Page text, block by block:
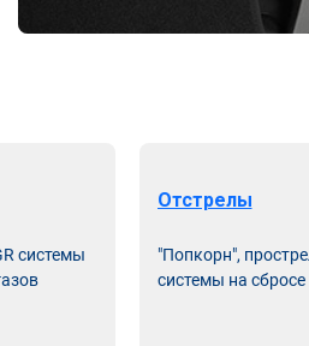
системы
Отстрелы
"Попкорн",
системы на сбросе